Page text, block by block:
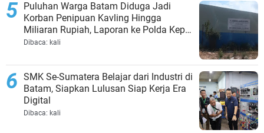
Puluhan Warga Batam Diduga Jadi
Korban Penipuan Kavling Hingga
Miliaran Rupiah, Laporan ke Polda Kepri
Jalan di Tempat?
Dibaca: kali
SMK Se-Sumatera Belajar dari Industri di
Batam, Siapkan Lulusan Siap Kerja Era
Digital
Dibaca: kali